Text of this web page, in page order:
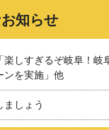
知らせ
楽しすぎるぞ岐阜！岐
ンを実施」他
ましょう